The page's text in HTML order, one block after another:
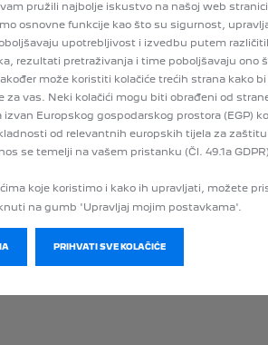
i uključuje 2 godine ugovorne
2008 STYLE
ZA 38.213 KM
Nov hibridni motor
godina bezbrižnosti
Paket 7 GODINA
ZATRAŽI PONUDU
pružili najbolje iskustvo na našoj web
osnovne funkcije kao što su sigurnost,
upotrebljivost i izvedbu putem
rezultati pretraživanja i time poboljšavaju ono
može koristiti kolačiće trećih strana kako
za vas. Neki kolačići mogu biti obrađeni od
Europskog gospodarskog prostora (EGP)
od relevantnih europskih tijela za zaštitu
se temelji na vašem pristanku (Čl. 49.1a GDPR).
koje koristimo i kako ih upravljati, možete
na gumb 'Upravljaj mojim postavkama'.
PRIHVATI SVE KOLAČIĆE